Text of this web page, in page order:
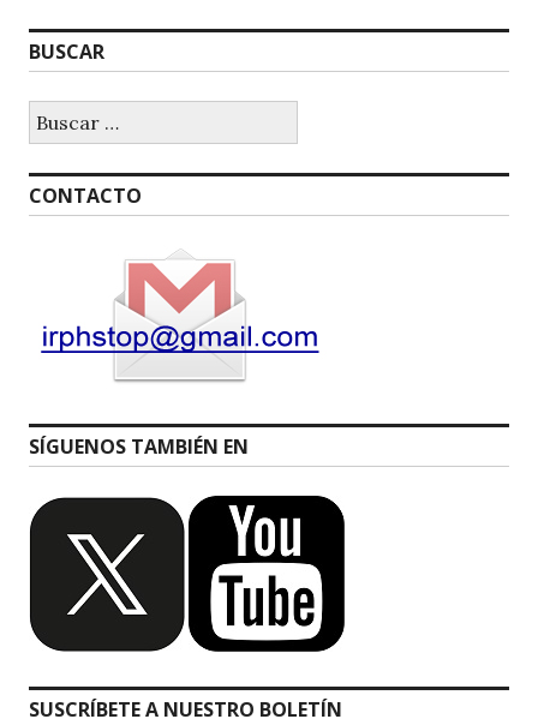
BUSCAR
CONTACTO
SÍGUENOS TAMBIÉN EN
SUSCRÍBETE A NUESTRO BOLETÍN